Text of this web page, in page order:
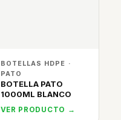
BOTELLAS HDPE ·
PATO
BOTELLA PATO
1000ML BLANCO
VER PRODUCTO →